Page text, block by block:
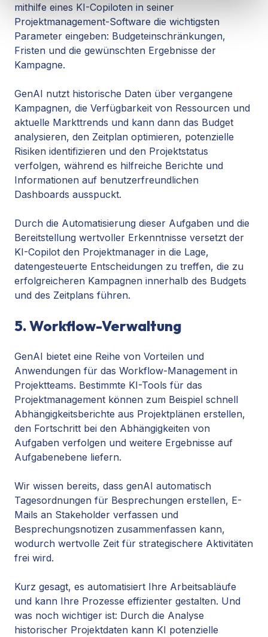
mithilfe eines KI-Copiloten in seiner
Projektmanagement-Software die wichtigsten
Parameter eingeben: Budgeteinschränkungen,
Fristen und die gewünschten Ergebnisse der
Kampagne.
GenAI nutzt historische Daten über vergangene
Kampagnen, die Verfügbarkeit von Ressourcen und
aktuelle Markttrends und kann dann das Budget
analysieren, den Zeitplan optimieren, potenzielle
Risiken identifizieren und den Projektstatus
verfolgen, während es hilfreiche Berichte und
Informationen auf benutzerfreundlichen
Dashboards ausspuckt.
Durch die Automatisierung dieser Aufgaben und die
Bereitstellung wertvoller Erkenntnisse versetzt der
KI-Copilot den Projektmanager in die Lage,
datengesteuerte Entscheidungen zu treffen, die zu
erfolgreicheren Kampagnen innerhalb des Budgets
und des Zeitplans führen.
5. Workflow-Verwaltung
GenAI bietet eine Reihe von Vorteilen und
Anwendungen für das Workflow-Management in
Projektteams. Bestimmte KI-Tools für das
Projektmanagement können zum Beispiel schnell
Abhängigkeitsberichte aus Projektplänen erstellen,
den Fortschritt bei den Abhängigkeiten von
Aufgaben verfolgen und weitere Ergebnisse auf
Aufgabenebene liefern.
Wir wissen bereits, dass genAI automatisch
Tagesordnungen für Besprechungen erstellen, E-
Mails an Stakeholder verfassen und
Besprechungsnotizen zusammenfassen kann,
wodurch wertvolle Zeit für strategischere Aktivitäten
frei wird.
Kurz gesagt, es automatisiert Ihre Arbeitsabläufe
und kann Ihre Prozesse effizienter gestalten. Und
was noch wichtiger ist: Durch die Analyse
historischer Projektdaten kann KI potenzielle